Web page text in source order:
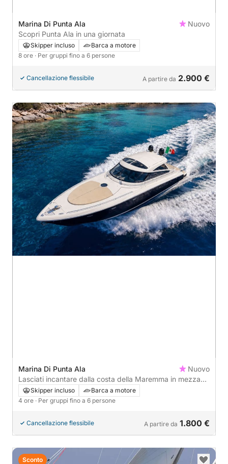
Marina Di Punta Ala
Nuovo
Scopri Punta Ala in una giornata
Skipper incluso
Barca a motore
8 ore · Per gruppi fino a 6 persone
Cancellazione flessibile A partire da 2.900 €
Marina Di Punta Ala
Nuovo
Lasciati incantare dalla costa della Maremma in mezza
giornata
Skipper incluso
Barca a motore
4 ore · Per gruppi fino a 6 persone
Cancellazione flessibile A partire da 1.800 €
Sconto